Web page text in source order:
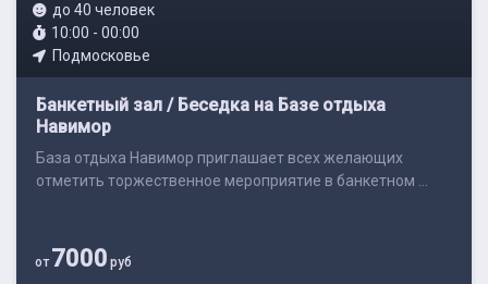
до 40 человек
10:00 - 00:00
Подмосковье
Банкетный зал / Беседка на Базе отдыха
Навимор
База отдыха Навимор приглашает всех желающих
отметить торжественное мероприятие в банкетном ...
от7000 руб